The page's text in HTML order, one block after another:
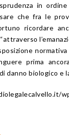
in
che fra le
ricordare
prima
danno biologico e